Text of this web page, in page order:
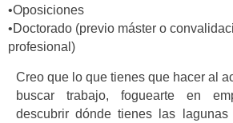
•Oposiciones
•Doctorado (previo máster o
profesional)
Creo que lo que tienes que hacer al
buscar trabajo, foguearte en
descubrir dónde tienes las